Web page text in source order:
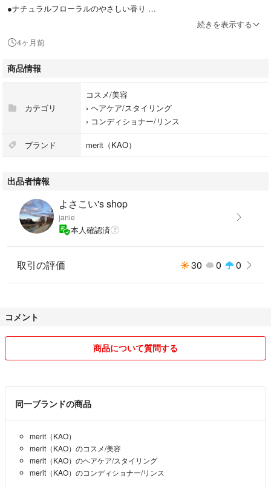
●ナチュラルフローラルのやさしい香り
JANコード：4901301450159
送料を抑えるため、ゆうパケットポストで発送予定です。宜しくお願い致
続きを表示する
4ヶ月前
商品情報
カテゴリ
コスメ/美容
› ヘアケア/スタイリング
› コンディショナー/リンス
ブランド merit（KAO）
出品者情報
よさこい's shop
janie
本人確認済
取引の評価 30 0 0
コメント
商品について質問する
同一ブランドの商品
merit（KAO）
merit（KAO）のコスメ/美容
merit（KAO）のヘアケア/スタイリング
merit（KAO）のコンディショナー/リンス